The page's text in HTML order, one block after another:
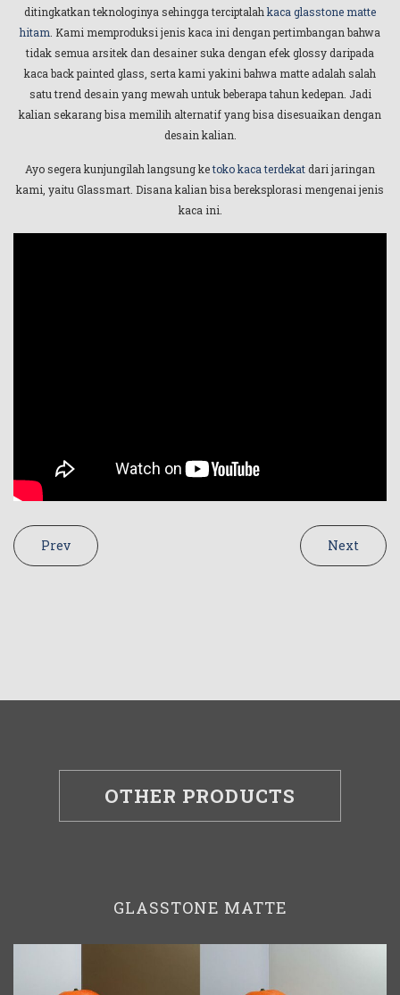
ditingkatkan teknologinya sehingga terciptalah kaca glasstone matte
hitam . Kami memproduksi jenis kaca ini dengan pertimbangan bahwa
tidak semua arsitek dan desainer suka dengan efek glossy daripada
kaca back painted glass, serta kami yakini bahwa matte adalah salah
satu trend desain yang mewah untuk beberapa tahun kedepan. Jadi
kalian sekarang bisa memilih alternatif yang bisa disesuaikan dengan
desain kalian.
Ayo segera kunjungilah langsung ketoko kaca terdekatdari jaringan
kami, yaitu Glassmart. Disana kalian bisa bereksplorasi mengenai jenis
kaca ini.
Prev Next
OTHER PRODUCTS
GLASSTONE MATTE